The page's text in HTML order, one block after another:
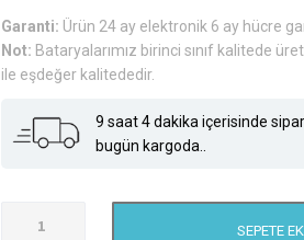
Garanti: Ürün 24 ay elektronik 6 ay hücre
Not: Bataryalarımız birinci sınıf kalitede
ile eşdeğer kalitededir.
9 saat 4 dakika içerisinde
bugün kargoda..
SEPETE